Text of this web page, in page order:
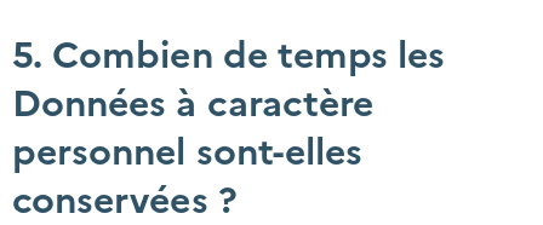
5. Combien de temps les
Données à caractère
personnel sont-elles
conservées ?